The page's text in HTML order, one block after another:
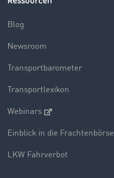
Blog
Newsroom
Transportbarometer
Transportlexikon
Webinars
Einblick in die Frachtenbörse
LKW Fahrverbot